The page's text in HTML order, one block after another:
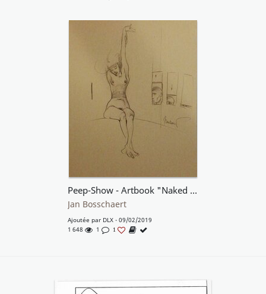
Peep-Show - Artbook "Naked Stuff"
Jan Bosschaert
Ajoutée par DLX - 09/02/2019
1 648
1 1